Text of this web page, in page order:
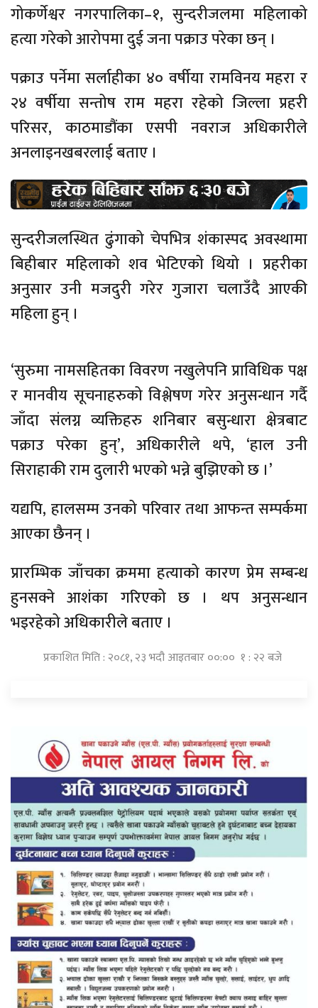
गोकर्णेश्वर नगरपालिका–१, सुन्दरीजलमा महिलाको
हत्या गरेको आरोपमा दुई जना पक्राउ परेका छन् ।
पक्राउ पर्नेमा सर्लाहीका ४० वर्षीया रामविनय महरा र
२४ वर्षीया सन्तोष राम महरा रहेको जिल्ला प्रहरी
परिसर, काठमाडौंका एसपी नवराज अधिकारीले
अनलाइनखबरलाई बताए ।
सुन्दरीजलस्थित ढुंगाको चेपभित्र शंकास्पद अवस्थामा
बिहीबार महिलाको शव भेटिएको थियो । प्रहरीका
अनुसार उनी मजदुरी गरेर गुजारा चलाउँदै आएकी
महिला हुन् ।
‘सुरुमा नामसहितका विवरण नखुलेपनि प्राविधिक पक्ष
र मानवीय सूचनाहरुको विश्लेषण गरेर अनुसन्धान गर्दै
जाँदा संलग्न व्यक्तिहरु शनिबार बसुन्धारा क्षेत्रबाट
पक्राउ परेका हुन्’, अधिकारीले थपे, ‘हाल उनी
सिराहाकी राम दुलारी भएको भन्ने बुझिएको छ ।’
यद्यपि, हालसम्म उनको परिवार तथा आफन्त सम्पर्कमा
आएका छैनन् ।
प्रारम्भिक जाँचका क्रममा हत्याको कारण प्रेम सम्बन्ध
हुनसक्ने आशंका गरिएको छ । थप अनुसन्धान
भइरहेको अधिकारीले बताए ।
प्रकाशित मिति : २०८१, २३ भदौ आइतबार ००:०० १ : २२ बजे